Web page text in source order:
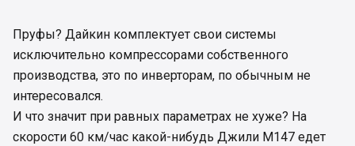
ОДИНАКОВО. Разница есть только инвертер или
нет, ну и прочие технические параметры.
При одинаковых параметрах (только реальных,
или Mitsubishi electric.
Пруфы? Дайкин комплектует свои системы
исключительно компрессорами собственного
производства, это по инверторам, по обычным не
интересовался.
И что значит при равных параметрах не хуже? На
скорости 60 км/час какой-нибудь Джили М147 едет